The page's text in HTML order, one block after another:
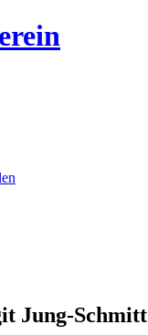
Jung-Schmitt